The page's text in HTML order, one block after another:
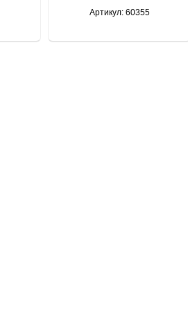
Артикул: 60355